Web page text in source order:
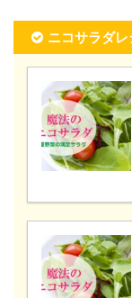
ニコサラダレ